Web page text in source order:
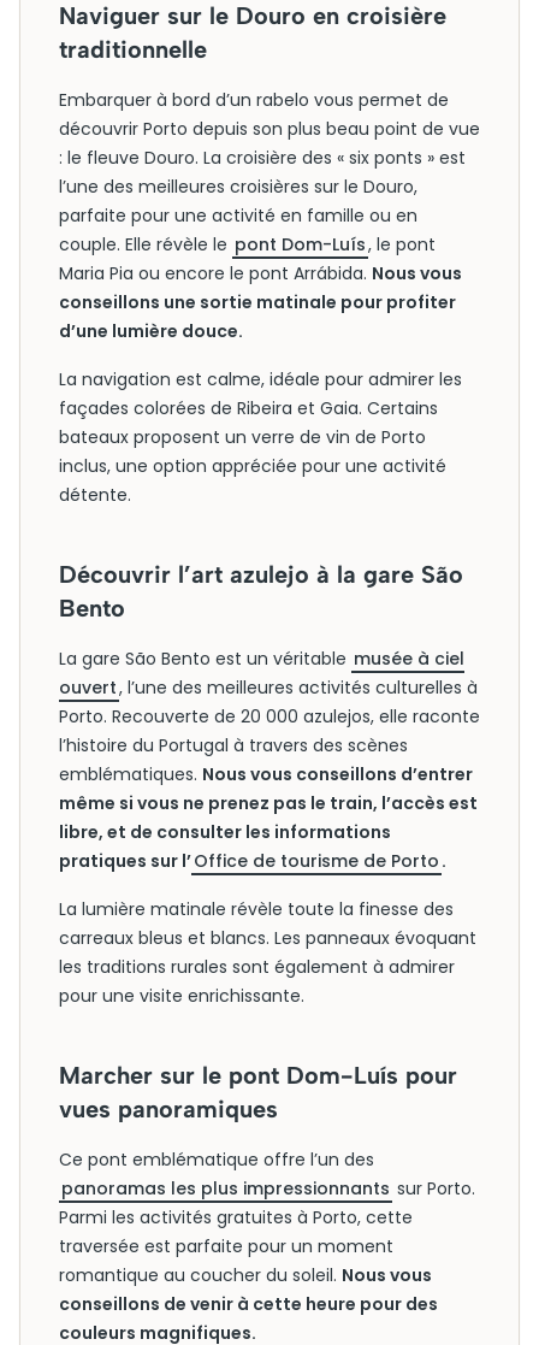
Naviguer sur le Douro en croisière
traditionnelle
Embarquer à bord d’un rabelo vous permet de
découvrir Porto depuis son plus beau point de vue
: le fleuve Douro. La croisière des « six ponts » est
l’une des meilleures croisières sur le Douro,
parfaite pour une activité en famille ou en
couple. Elle révèle le pont Dom-Luís, le pont
Maria Pia ou encore le pont Arrábida. Nous vous
conseillons une sortie matinale pour profiter
d’une lumière douce.
La navigation est calme, idéale pour admirer les
façades colorées de Ribeira et Gaia. Certains
bateaux proposent un verre de vin de Porto
inclus, une option appréciée pour une activité
détente.
Découvrir l’art azulejo à la gare São
Bento
La gare São Bento est un véritable musée à ciel
ouvert, l’une des meilleures activités culturelles à
Porto. Recouverte de 20 000 azulejos, elle raconte
l’histoire du Portugal à travers des scènes
emblématiques. Nous vous conseillons d’entrer
même si vous ne prenez pas le train, l’accès est
libre, et de consulter les informations
pratiques sur l’Office de tourisme de Porto .
La lumière matinale révèle toute la finesse des
carreaux bleus et blancs. Les panneaux évoquant
les traditions rurales sont également à admirer
pour une visite enrichissante.
Marcher sur le pont Dom-Luís pour
vues panoramiques
Ce pont emblématique offre l’un des
panoramas les plus impressionnants sur Porto.
Parmi les activités gratuites à Porto, cette
traversée est parfaite pour un moment
romantique au coucher du soleil. Nous vous
conseillons de venir à cette heure pour des
couleurs magnifiques.